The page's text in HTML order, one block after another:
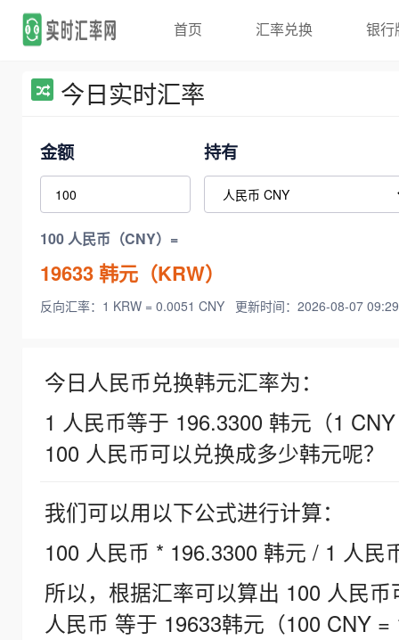
首页 汇率兑换 银行
今日实时汇率
金额 持有
100 人民币（CNY）=
19633韩元（KRW）
反向汇率：1 KRW = 0.0051 CNY 更新时间：2026-08-07
今日人民币兑换韩元汇率为：
1 人民币等于 196.3300 韩元（1
100 人民币可以兑换成多少韩元呢？
我们可以用以下公式进行计算：
100 人民币 * 196.3300 韩元 / 1 人民
所以，根据汇率可以算出 100 人民
人民币 等于 19633韩元（100 CNY =